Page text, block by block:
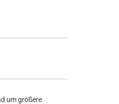
um größere